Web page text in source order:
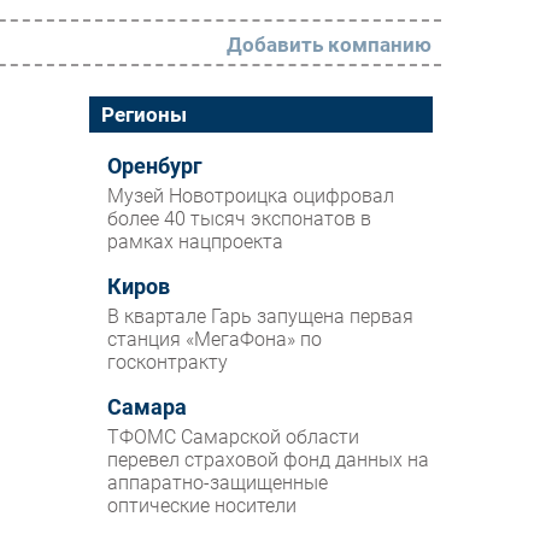
РАЗДЕЛЫ
Новости
Аналитика
Интервью
Мероприятия
Проекты
IT класс
Тестовый стенд
Каталог компаний
Добавить компанию
Регионы
Оренбург
Музей Новотроицка оцифровал
более 40 тысяч экспонатов в
рамках нацпроекта
Киров
В квартале Гарь запущена первая
станция «МегаФона» по
госконтракту
Самара
ТФОМС Самарской области
перевел страховой фонд данных на
аппаратно-защищенные
оптические носители